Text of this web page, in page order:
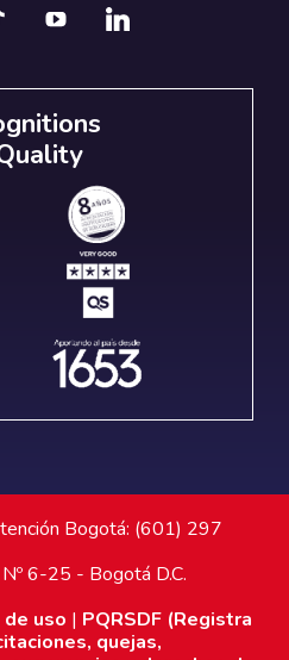
Bogotá: (601) 297
6-25 - Bogotá D.C.
uso | PQRSDF (Registra
quejas,